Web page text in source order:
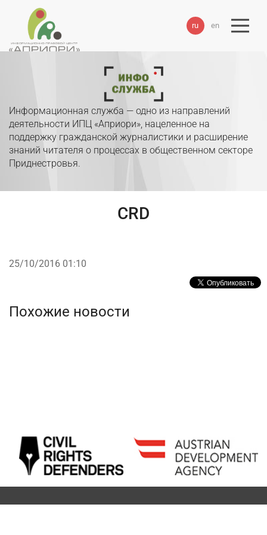
ru en
Информационная служба — одно из направлений
деятельности ИПЦ «Априори», нацеленное на
поддержку гражданской журналистики и расширение
знаний читателя о процессах в общественном секторе
Приднестровья.
CRD
25/10/2016 01:10
Похожие новости